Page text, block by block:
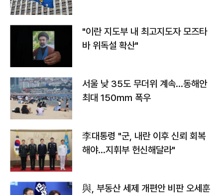
"이란 지도부 내 최고지도자 모즈타
바 위독설 확산"
서울 낮 35도 무더위 계속…동해안
최대 150㎜ 폭우
李대통령 "군, 내란 이후 신뢰 회복
해야…지휘부 헌신해달라"
與, 부동산 세제 개편안 비판 오세훈